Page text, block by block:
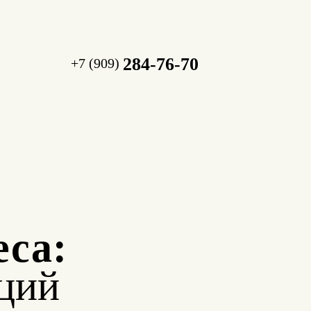
+7 (909) 284-76-70